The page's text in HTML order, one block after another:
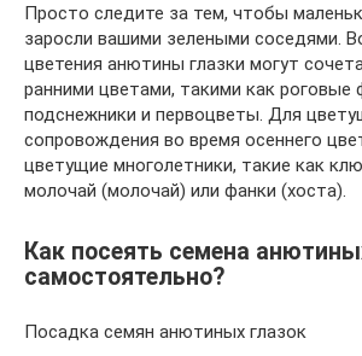
Просто следите за тем, чтобы
заросли вашими зелеными соседями.
цветения анютины глазки могут
ранними цветами, такими как роговые
подснежники и первоцветы. Для
сопровождения во время осеннего
цветущие многолетники, такие как
молочай (молочай) или фанки (хоста).
Как посеять семена
самостоятельно?
Посадка семян анютиных глазок